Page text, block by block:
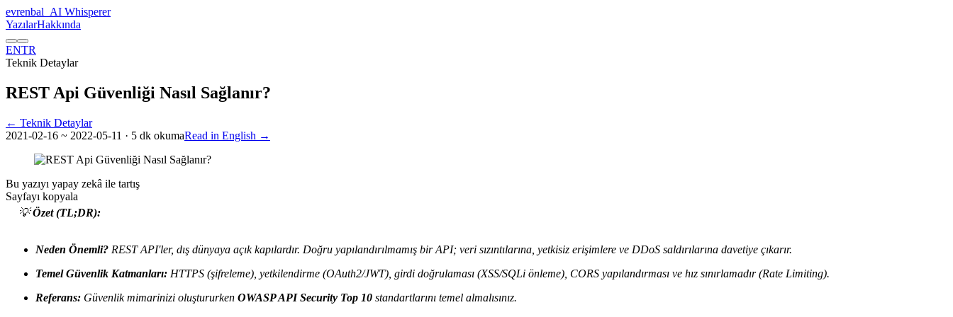
evrenbal AI Whisperer
YazılarHakkında
ENTR
Teknik Detaylar
REST Api Güvenliği Nasıl Sağlanır?
← Teknik Detaylar
2021-02-16 ~ 2022-05-11 · 5 dk okumaRead in English →
Bu yazıyı yapay zekâ ile tartış
Sayfayı kopyala
💡Özet (TL;DR):
Neden Önemli? REST API'ler, dış dünyaya açık kapılardır. Doğru yapılandırılmamış bir API; veri sızıntılarına, yetkisiz erişimlere ve DDoS saldırılarına davetiye çıkarır.
Temel Güvenlik Katmanları: HTTPS (şifreleme), yetkilendirme (OAuth2/JWT), girdi doğrulaması (XSS/SQLi önleme), CORS yapılandırması ve hız sınırlamadır (Rate Limiting).
Referans: Güvenlik mimarinizi oluştururken OWASP API Security Top 10 standartlarını temel almalısınız.